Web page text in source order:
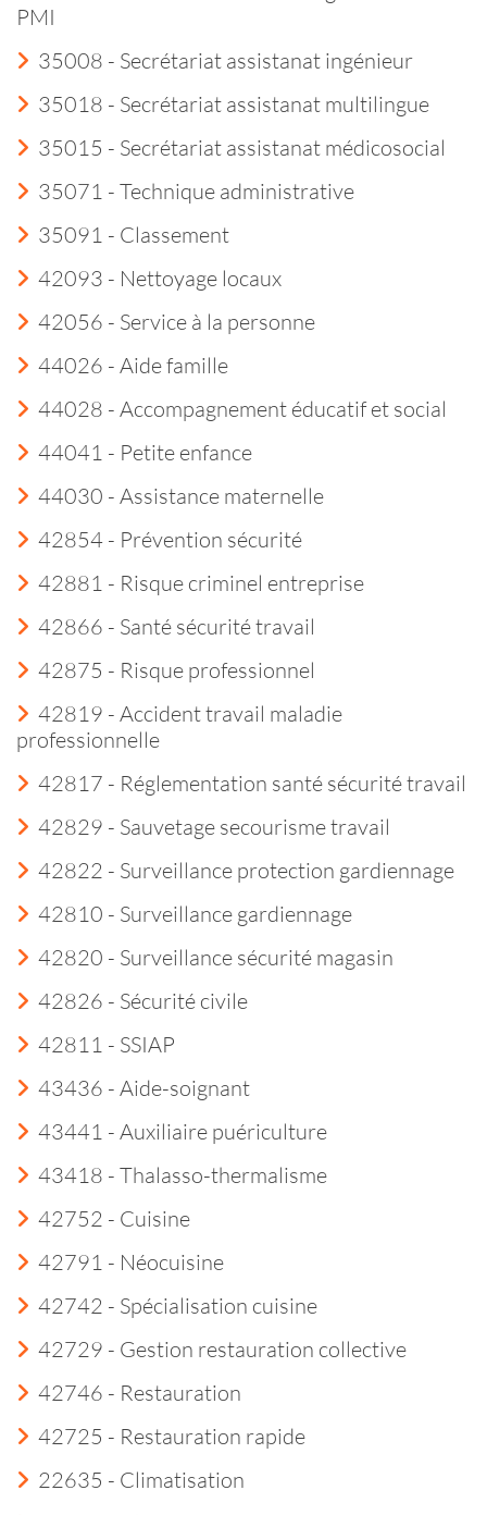
PMI
35008 - Secrétariat assistanat ingénieur
35018 - Secrétariat assistanat multilingue
35015 - Secrétariat assistanat médicosocial
35071 - Technique administrative
35091 - Classement
42093 - Nettoyage locaux
42056 - Service à la personne
44026 - Aide famille
44028 - Accompagnement éducatif et social
44041 - Petite enfance
44030 - Assistance maternelle
42854 - Prévention sécurité
42881 - Risque criminel entreprise
42866 - Santé sécurité travail
42875 - Risque professionnel
42819 - Accident travail maladie
professionnelle
42817 - Réglementation santé sécurité travail
42829 - Sauvetage secourisme travail
42822 - Surveillance protection gardiennage
42810 - Surveillance gardiennage
42820 - Surveillance sécurité magasin
42826 - Sécurité civile
42811 - SSIAP
43436 - Aide-soignant
43441 - Auxiliaire puériculture
43418 - Thalasso-thermalisme
42752 - Cuisine
42791 - Néocuisine
42742 - Spécialisation cuisine
42729 - Gestion restauration collective
42746 - Restauration
42725 - Restauration rapide
22635 - Climatisation